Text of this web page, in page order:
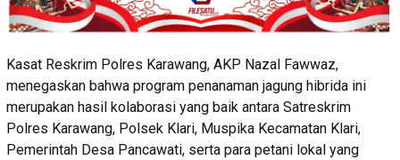
Kasat Reskrim Polres Karawang, AKP Nazal Fawwaz,
menegaskan bahwa program penanaman jagung hibrida ini
merupakan hasil kolaborasi yang baik antara Satreskrim
Polres Karawang, Polsek Klari, Muspika Kecamatan Klari,
Pemerintah Desa Pancawati, serta para petani lokal yang